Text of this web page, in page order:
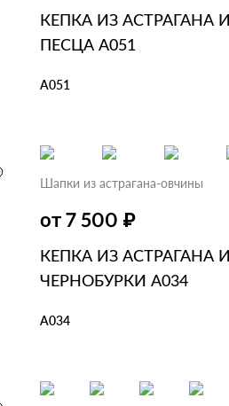
КЕПКА ИЗ АСТРАГАНА И
ПЕСЦА А051
А051
Шапки из астрагана-овчины
от 7 500 ₽
КЕПКА ИЗ АСТРАГАНА И
ЧЕРНОБУРКИ А034
А034